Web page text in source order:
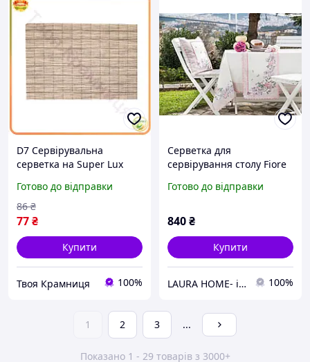
D7 Сервірувальна
серветка на Super Lux
Зелена для захисту
поверхні столу та
MOD58L
Готово до відправки
77₴
86 ₴
Купити
Твоя Крамниця 100%
Серветка для
сервірування столу Fiore
серветка під тарілки
принтом
Готово до відправки
840₴
Купити
LAURA HOME- інтернет магазин домашнього текстилю 100%
1 2 3 ...
Показано 1 - 29 товарів з 3000+